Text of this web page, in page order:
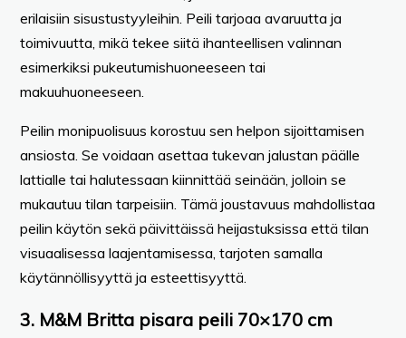
erilaisiin sisustustyyleihin. Peili tarjoaa avaruutta ja
toimivuutta, mikä tekee siitä ihanteellisen valinnan
esimerkiksi pukeutumishuoneeseen tai
makuuhuoneeseen.
Peilin monipuolisuus korostuu sen helpon sijoittamisen
ansiosta. Se voidaan asettaa tukevan jalustan päälle
lattialle tai halutessaan kiinnittää seinään, jolloin se
mukautuu tilan tarpeisiin. Tämä joustavuus mahdollistaa
peilin käytön sekä päivittäissä heijastuksissa että tilan
visuaalisessa laajentamisessa, tarjoten samalla
käytännöllisyyttä ja esteettisyyttä.
3. M&M Britta pisara peili 70×170 cm